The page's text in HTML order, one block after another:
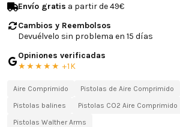
Envío gratis a partir de 49€
Cambios y Reembolsos
Devuélvelo sin problema en 15 días
Opiniones verificadas
★★★★★ +1K
Aire Comprimido Pistolas de Aire Comprimido
Pistolas balines
Pistolas CO2 Aire Comprimido
Pistolas Walther Arms